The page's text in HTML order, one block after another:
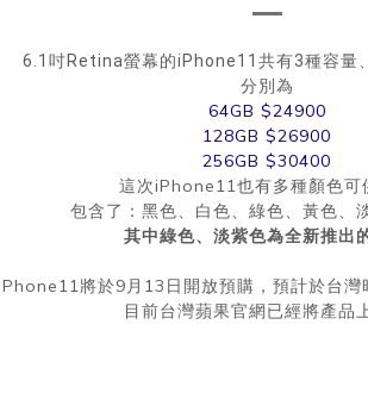
6.1吋Retina螢幕的iPhone11共有3種容量
分別為
64GB $24900
128GB $26900
256GB $30400
這次iPhone11也有多種顏色可
包含了：黑色、白色、綠色、黃色、
其中綠色、淡紫色為全新推出
將於9月13日開放預購，預計於台灣
目前台灣蘋果官網已經將產品